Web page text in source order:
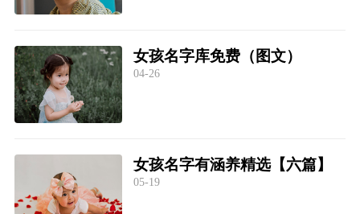
女孩名字库免费（图文）
04-26
女孩名字有涵养精选【六篇】
05-19